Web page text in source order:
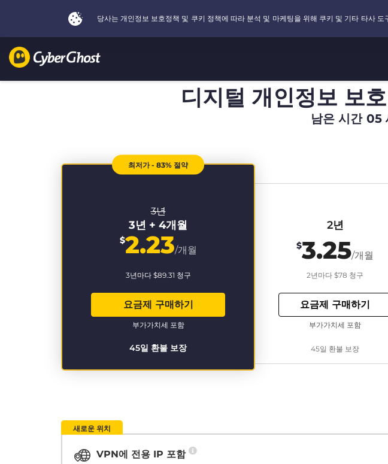
디지털 개인정보 보
남은 시간 05
최저가 - 83% 절약
3년
3년 + 4개월
$2.23/개월
3년마다 $89.31 청구
요금제 구매하기
45일 환불 보장
부가가치세 포함
2년
$3.25/개월
2년마다$78 청구
요금제 구매하기
45일 환불 보장
부가가치세 포함
새로운 위치
VPN에 전용 IP 포함